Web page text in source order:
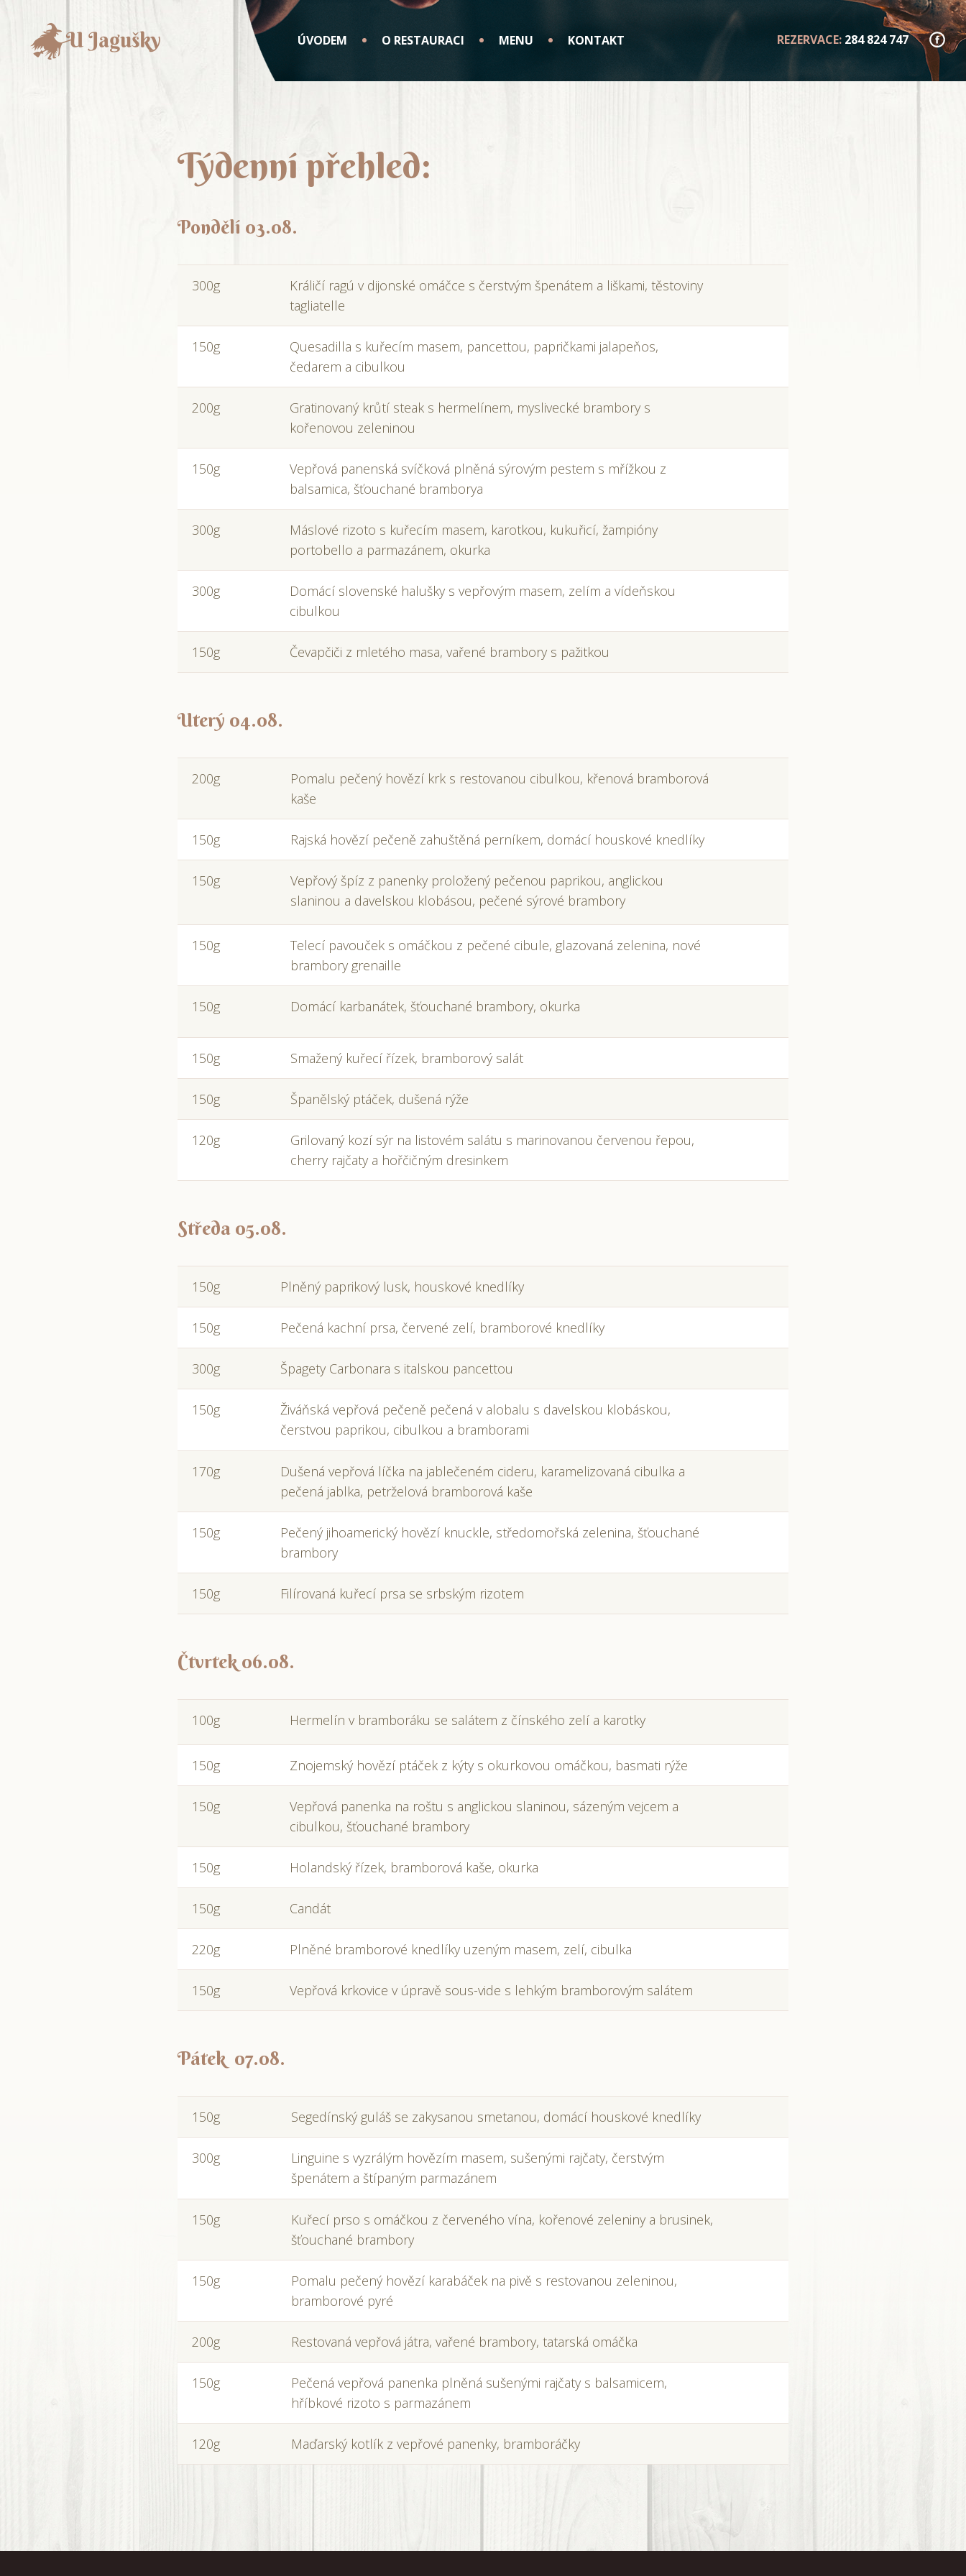
ÚVODEM O RESTAURACI MENU KONTAKT REZERVACE: 284 824 747
Týdenní přehled:
Pondělí 03.08.
300g
Králičí ragú v dijonské omáčce s čerstvým špenátem a liškami, těstoviny
tagliatelle
150g
Quesadilla s kuřecím masem, pancettou, papričkami jalapeňos,
čedarem a cibulkou
200g
Gratinovaný krůtí steak s hermelínem, myslivecké brambory s
kořenovou zeleninou
150g
Vepřová panenská svíčková plněná sýrovým pestem s mřížkou z
balsamica, šťouchané bramborya
300g
Máslové rizoto s kuřecím masem, karotkou, kukuřicí, žampióny
portobello a parmazánem, okurka
300g
Domácí slovenské halušky s vepřovým masem, zelím a vídeňskou
cibulkou
150g Čevapčiči z mletého masa, vařené brambory s pažitkou
Uterý 04.08.
200g
Pomalu pečený hovězí krk s restovanou cibulkou, křenová bramborová
kaše
150g Rajská hovězí pečeně zahuštěná perníkem, domácí houskové knedlíky
150g
Vepřový špíz z panenky proložený pečenou paprikou, anglickou
slaninou a davelskou klobásou, pečené sýrové brambory
150g
Telecí pavouček s omáčkou z pečené cibule, glazovaná zelenina, nové
brambory grenaille
150g Domácí karbanátek, šťouchané brambory, okurka
150g Smažený kuřecí řízek, bramborový salát
150g Španělský ptáček, dušená rýže
120g
Grilovaný kozí sýr na listovém salátu s marinovanou červenou řepou,
cherry rajčaty a hořčičným dresinkem
Středa 05.08.
150g Plněný paprikový lusk, houskové knedlíky
150g Pečená kachní prsa, červené zelí, bramborové knedlíky
300g Špagety Carbonara s italskou pancettou
150g
Živáňská vepřová pečeně pečená v alobalu s davelskou klobáskou,
čerstvou paprikou, cibulkou a bramborami
170g
Dušená vepřová líčka na jablečeném cideru, karamelizovaná cibulka a
pečená jablka, petrželová bramborová kaše
150g
Pečený jihoamerický hovězí knuckle, středomořská zelenina, šťouchané
brambory
150g Filírovaná kuřecí prsa se srbským rizotem
Čtvrtek 06.08.
100g Hermelín v bramboráku se salátem z čínského zelí a karotky
150g Znojemský hovězí ptáček z kýty s okurkovou omáčkou, basmati rýže
150g
Vepřová panenka na roštu s anglickou slaninou, sázeným vejcem a
cibulkou, šťouchané brambory
150g Holandský řízek, bramborová kaše, okurka
150g Candát
220g Plněné bramborové knedlíky uzeným masem, zelí, cibulka
150g Vepřová krkovice v úpravě sous-vide s lehkým bramborovým salátem
Pátek 07.08.
150g Segedínský guláš se zakysanou smetanou, domácí houskové knedlíky
300g
Linguine s vyzrálým hovězím masem, sušenými rajčaty, čerstvým
špenátem a štípaným parmazánem
150g
Kuřecí prso s omáčkou z červeného vína, kořenové zeleniny a brusinek,
šťouchané brambory
150g
Pomalu pečený hovězí karabáček na pivě s restovanou zeleninou,
bramborové pyré
200g Restovaná vepřová játra, vařené brambory, tatarská omáčka
150g
Pečená vepřová panenka plněná sušenými rajčaty s balsamicem,
hříbkové rizoto s parmazánem
120g Maďarský kotlík z vepřové panenky, bramboráčky